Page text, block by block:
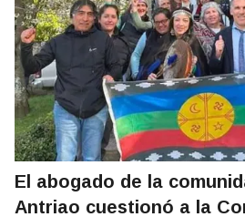
El abogado de la
Antriao cuestionó a la